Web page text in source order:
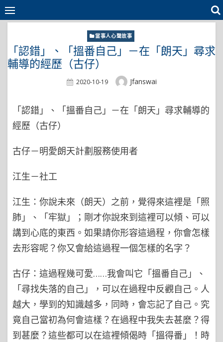
Skip
to
當事人心聲故事
「認錯」、「搵番自己」－在「朗天」尋求
輔導的經歷（古仔）
Posted
2020-10-19 Author
Jfanswai
「認錯」、「搵番自己」－在「朗天」尋求輔導的
經歷（古仔）
古仔－明愛朗天計劃服務使用者
江生－社工
江生：你說未來（朗天）之前，覺得來這裡是「照
肺」、「牢獄」；剛才你說來到這裡可以傾、可以
講到心底的東西。如果請你形容這過程，你會怎樣
去形容呢？你又會給這過程一個怎樣的名字？
古仔：這過程幾可愛……我會叫它「搵番自己」、
「尋找失落的自己」，可以在過程中反觀自己。人
越大，學到的知識越多，同時，會忘記了自己。究
竟自己當初為何會這樣？在過程中我失去甚麼？得
到甚麼？這些都可以在這裡傾偈時「搵得番」！時